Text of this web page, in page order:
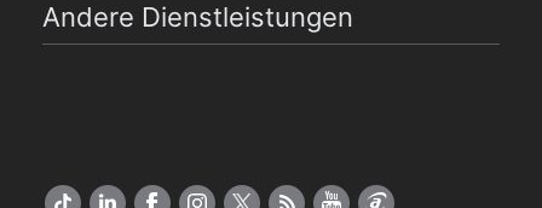
Andere Dienstleistungen